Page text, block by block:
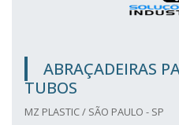
ABRAÇADEIRAS
TUBOS
MZ PLASTIC / SÃO PAULO - SP